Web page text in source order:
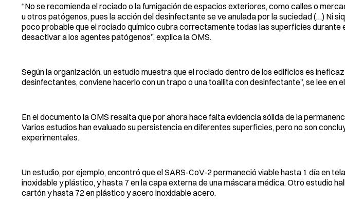
“No se recomienda el rociado o la fumigación de espacios exteriores, como calles o
u otros patógenos, pues la acción del desinfectante se ve anulada por la suciedad (…) Ni
poco probable que el rociado químico cubra correctamente todas las superficies
desactivar a los agentes patógenos”, explica la OMS.
Según la organización, un estudio muestra que el rociado dentro de los edificios es
desinfectantes, conviene hacerlo con un trapo o una toallita con desinfectante”, se lee en
En el documento la OMS resalta que por ahora hace falta evidencia sólida de la
Varios estudios han evaluado su persistencia en diferentes superficies, pero no son
experimentales.
Un estudio, por ejemplo, encontró que el SARS-CoV-2 permaneció viable hasta 1 día en
inoxidable y plástico, y hasta 7 en la capa externa de una máscara médica. Otro estudio
cartón y hasta 72 en plástico y acero inoxidable acero.